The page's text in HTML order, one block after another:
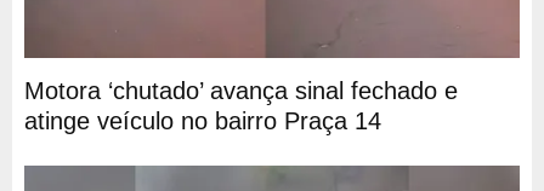
Motora ‘chutado’ avança sinal fechado e
atinge veículo no bairro Praça 14